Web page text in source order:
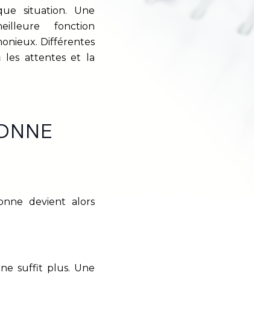
situation. Une
fonction
Différentes
les attentes et la
devient alors
suffit plus. Une